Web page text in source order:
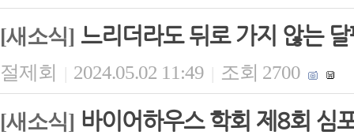
[새소식] 느리더라도 뒤로 가지 않는
절제회 | 2024.05.02 11:49 | 조회 2700
[새소식] 바이어하우스 학회 제8회 심